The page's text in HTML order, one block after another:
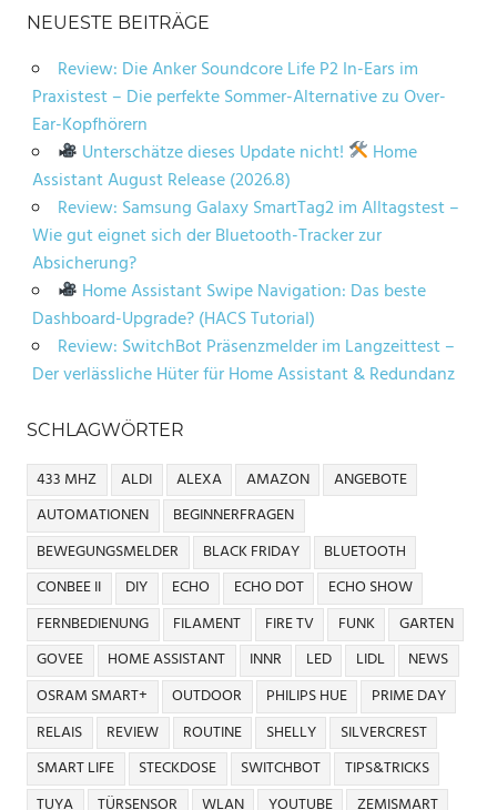
NEUESTE BEITRÄGE
Review: Die Anker Soundcore Life P2 In-Ears im
Praxistest – Die perfekte Sommer-Alternative zu Over-
Ear-Kopfhörern
Unterschätze dieses Update nicht!
Home
Assistant August Release (2026.8)
Review: Samsung Galaxy SmartTag2 im Alltagstest –
Wie gut eignet sich der Bluetooth-Tracker zur
Absicherung?
Home Assistant Swipe Navigation: Das beste
Dashboard-Upgrade? (HACS Tutorial)
Review: SwitchBot Präsenzmelder im Langzeittest –
Der verlässliche Hüter für Home Assistant & Redundanz
SCHLAGWÖRTER
433 MHZ ALDI ALEXA AMAZON
ANGEBOTE
AUTOMATIONEN
BEGINNERFRAGEN
BEWEGUNGSMELDER
BLACK FRIDAY
BLUETOOTH
CONBEE II
DIY ECHO ECHO DOT
ECHO SHOW
FERNBEDIENUNG
FILAMENT FIRE TV FUNK
GARTEN
GOVEE
HOME ASSISTANT INNR LED LIDL
NEWS
OSRAM SMART+
OUTDOOR PHILIPS HUE
PRIME DAY
RELAIS
REVIEW ROUTINE SHELLY
SILVERCREST
SMART LIFE
STECKDOSE SWITCHBOT
TIPS&TRICKS
TUYA
TÜRSENSOR WLAN YOUTUBE
ZEMISMART